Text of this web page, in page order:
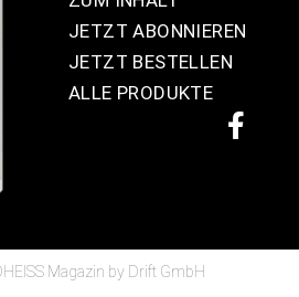
JETZT ABONNIEREN
JETZT BESTELLEN
ALLE PRODUKTE
Magazin by Drift GmbH